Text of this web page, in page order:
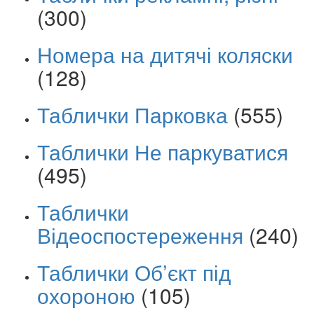
(300)
Номера на дитячі коляски
(128)
Таблички Парковка (555)
Таблички Не паркуватися
(495)
Таблички
Відеоспостереження (240)
Таблички Об’єкт під
охороною (105)